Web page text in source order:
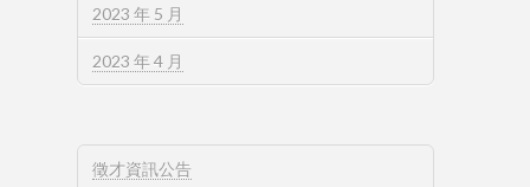
2023 年 5 月
2023 年 4 月
徵才資訊公告